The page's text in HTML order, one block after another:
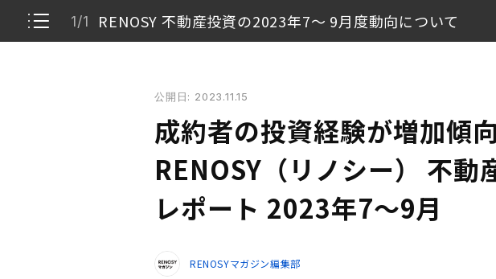
1/1 RENOSY 不動産投資の2023年7〜 9月度動向について
RENOSY 不動産投資の2023年7〜 9月度動向について
公開日: 2023.11.15
成約者の投資経験が増加傾向
RENOSY（リノシー） 不動
レポート 2023年7〜9月
RENOSYマガジン編集部